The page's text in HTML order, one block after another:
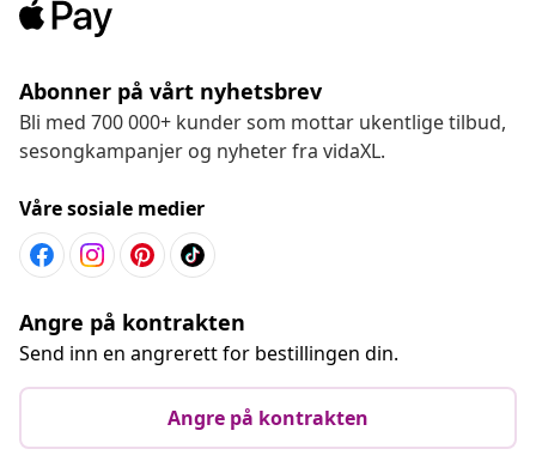
Abonner på vårt nyhetsbrev
Bli med 700 000+ kunder som mottar ukentlige tilbud,
sesongkampanjer og nyheter fra vidaXL.
Våre sosiale medier
Angre på kontrakten
Send inn en angrerett for bestillingen din.
Angre på kontrakten